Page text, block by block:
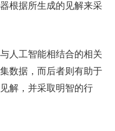
根据所生成的见解来采
人工智能相结合的相关
数据，而后者则有助于
解，并采取明智的行